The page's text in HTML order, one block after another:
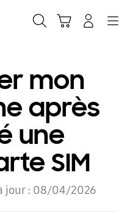
mon
après
une
SIM
jour : 08/04/2026